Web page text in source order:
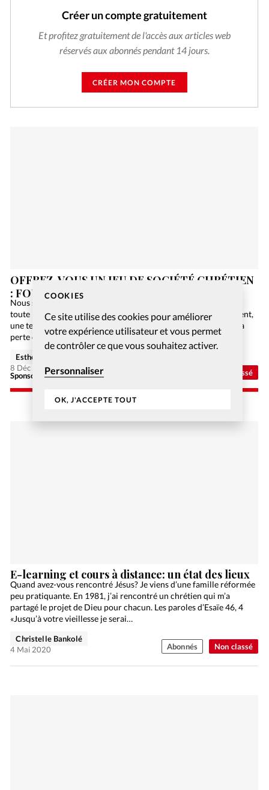
COOKIES
Ce site utilise des cookies pour améliorer
votre expérience utilisateur et vous permet
de contrôler ce que vous souhaitez activer.
Personnaliser
OK, J'ACCEPTE TOUT
Créer un compte gratuitement
Et profitez gratuitement de l'accès aux articles web
réservés aux abonnés pendant 14 jours.
CRÉER MON COMPTE
Non classé
OFFREZ-VOUS UN JEU DE SOCIÉTÉ CHRÉTIEN
: FOUILLES EN GALILÉE
Nous sommes en 2084. L’humanité n’utilise plus de papier car
toute l’information est numérisée sur Internet. Malheureusement,
une terrible panne informatique de niveau mondial engendre la
perte de toutes ces précieuses données, et la Bible…
Sponsorisé - Alliance Biblilque Française
Esther Hänggi
8 Déc 2020
Non classé
E-learning et cours à distance: un état des lieux
Quand avez-vous rencontré Jésus? Je viens d’une famille réformée
peu pratiquante. En 1981, j’ai rencontré un chrétien qui m’a
partagé le projet de Dieu pour chacun. Les paroles d’Esaïe 46, 4
«Jusqu’à votre vieillesse je serai…
Christelle Bankolé
4 Mai 2020
Abonnés